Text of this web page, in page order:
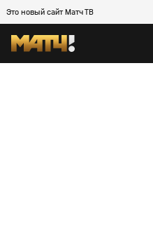
Это новый сайт Матч ТВ